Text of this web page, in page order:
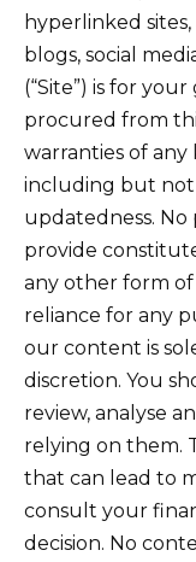
hyperlinked
blogs, social
(“Site”) is for
procured from
warranties of
including but not
updatedness.
provide
any other form
reliance for any
our content is
discretion. You
review, analyse
relying on them.
that can lead to
consult your
decision. No